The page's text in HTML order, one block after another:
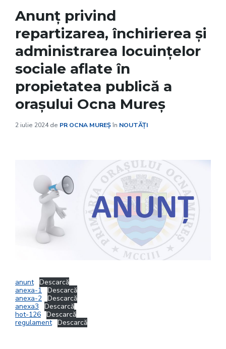
Anunț privind
repartizarea, închirierea și
administrarea locuințelor
sociale aflate în
propietatea publică a
orașului Ocna Mureș
2 iulie 2024de PR OCNA MUREȘîn NOUTĂȚI
anunt Descarcă
anexa-1 Descarcă
anexa-2 Descarcă
anexa3
Descarcă
hot-126 Descarcă
regulament Descarcă